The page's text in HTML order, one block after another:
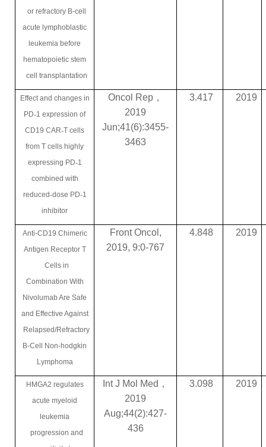
or refractory B-cell
acute lymphoblastic
leukemia before
hematopoietic stem
cell transplantation
Effect and changes in
PD‑1 expression of
CD19 CAR‑T cells
from T cells highly
expressing PD‑1
combined with
reduced‑dose PD‑1
inhibitor
Oncol Rep ，
2019
Jun;41(6):3455-
3463
3.417 2019
Anti-CD19 Chimeric
Antigen Receptor T
Cells in
Combination With
Nivolumab Are Safe
and Effective Against
Relapsed/Refractory
B-Cell Non-hodgkin
Lymphoma
Front Oncol,
2019, 9:0-767
4.848 2019
HMGA2 regulates
acute myeloid
leukemia
progression and
Int J Mol Med ，
2019
Aug;44(2):427-
436
3.098 2019